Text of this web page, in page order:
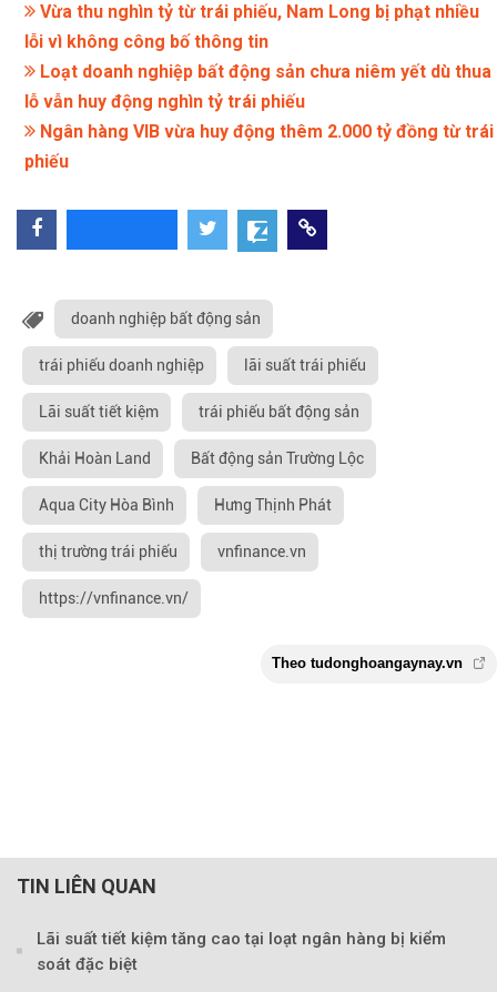
Vừa thu nghìn tỷ từ trái phiếu, Nam Long bị phạt nhiều
lỗi vì không công bố thông tin
Loạt doanh nghiệp bất động sản chưa niêm yết dù thua
lỗ vẫn huy động nghìn tỷ trái phiếu
Ngân hàng VIB vừa huy động thêm 2.000 tỷ đồng từ trái
phiếu
doanh nghiệp bất động sản
trái phiếu doanh nghiệp lãi suất trái phiếu
Lãi suất tiết kiệm trái phiếu bất động sản
Khải Hoàn Land Bất động sản Trường Lộc
Aqua City Hòa Bình Hưng Thịnh Phát
thị trường trái phiếu vnfinance.vn
https://vnfinance.vn/
TIN LIÊN QUAN
Lãi suất tiết kiệm tăng cao tại loạt ngân hàng bị kiểm
soát đặc biệt